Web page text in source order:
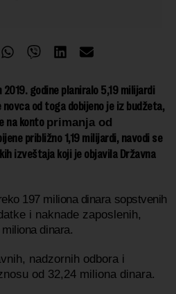
godine planiralo 5,19 milijardi
od toga dobijeno je iz budžeta,
na konto primanja od
približno 1,19 milijardi, navodi se
izveštaja koji je objavila Državna
197 miliona dinara sopstvenih
i naknade zaposlenih,
dinara.
nadzornih odbora i
od 32,24 miliona dinara.